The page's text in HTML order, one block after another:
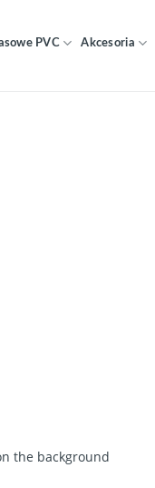
PVC Akcesoria
the background